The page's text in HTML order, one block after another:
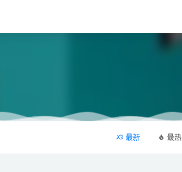
最新 最热